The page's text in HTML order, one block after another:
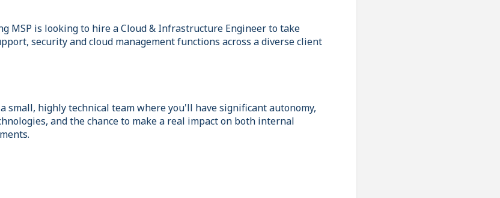
MSP is looking to hire a Cloud & Infrastructure Engineer to take
security and cloud management functions across a diverse client
small, highly technical team where you'll have significant autonomy,
and the chance to make a real impact on both internal